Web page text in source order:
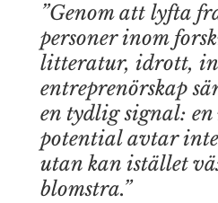
”Genom att lyfta
personer inom
litteratur, idrott,
entreprenörskap
en tydlig signal: en
potential avtar
utan kan istället
blomstra.”